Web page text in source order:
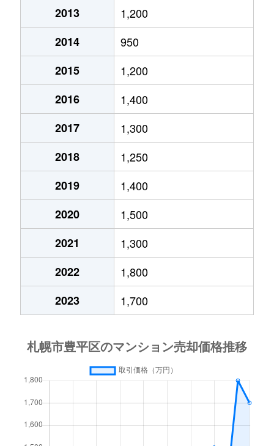
月寒西１条
1,100万円
月寒西２条
2,000万円
月寒西３条
1,800万円
月寒西３条
1,500万円
月寒西３条
1,700万円
月寒西３条
1,800万円
月寒西４条
1,700万円
月寒西４条
880万円
月寒西４条
700万円
月寒西５条
810万円
月寒西５条
1,600万円
月寒東１条
2,300万円 月寒中央
徒歩
2,100万円 月寒中央
月寒東１条
徒歩
月寒東１条
2,100万円 福住
2013
1,200
2014
950
2015
1,200
2016
1,400
2017
1,300
2018
1,250
2019
1,400
2020
1,500
2021
1,300
2022
1,800
2023
1,700